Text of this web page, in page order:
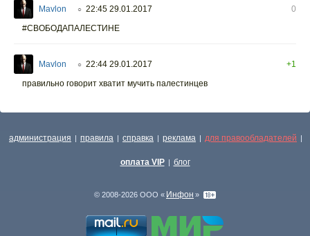
Mavlon ○ 22:45 29.01.2017
0
#СВОБОДАПАЛЕСТИНЕ
Mavlon ○ 22:44 29.01.2017
+1
правильно говорит хватит мучить палестинцев
администрация | правила | справка | реклама | для правообладателей |
оплата VIP | блог
© 2008-2026 ООО « Инфон »